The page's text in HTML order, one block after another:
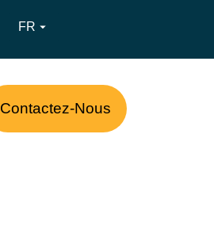
FR 
Contactez-Nous